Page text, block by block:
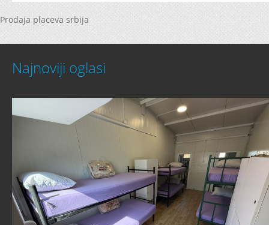
Prodaja placeva srbija
Najnoviji oglasi